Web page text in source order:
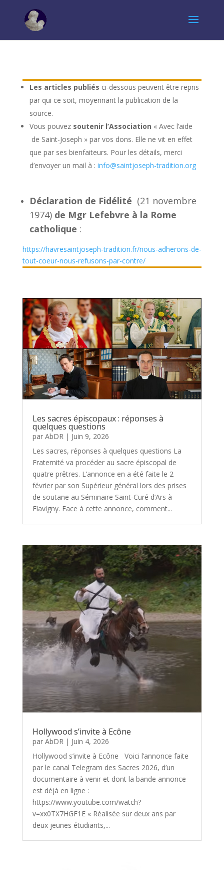
Les articles publiés ci-dessous peuvent être repris
par qui ce soit, moyennant la publication de la
source.
Vous pouvez soutenir l’Association « Avec l’aide
de Saint-Joseph » par vos dons. Elle ne vit en effet
que par ses bienfaiteurs. Pour les détails, merci
d’envoyer un mail à : info@saintjoseph-tradition.org
Déclaration de Fidélité (21 novembre
1974)de Mgr Lefebvre à la Rome
catholique :
https://havresaintjoseph-tradition.fr/nous-adherons-de-
tout-coeur-nous-refusons-par-contre/
Les sacres épiscopaux : réponses à
quelques questions
par AbDR | Juin 9, 2026
Les sacres, réponses à quelques questions La
Fraternité va procéder au sacre épiscopal de
quatre prêtres. L’annonce en a été faite le 2
février par son Supérieur général lors des prises
de soutane au Séminaire Saint-Curé d’Ars à
Flavigny. Face à cette annonce, comment...
Hollywood s’invite à Ecône
par AbDR| Juin 4, 2026
Hollywood s’invite à Ecône Voici l’annonce faite
par le canal Telegram des Sacres 2026, d’un
documentaire à venir et dont la bande annonce
est déjà en ligne :
https://www.youtube.com/watch?
v=xx0TX7HGF1E « Réalisée sur deux ans par
deux jeunes étudiants,...